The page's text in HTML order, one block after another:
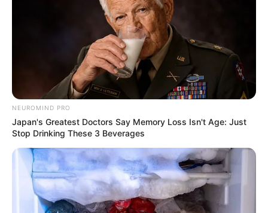
NEUROMIND PRO
Japan's Greatest Doctors Say Memory Loss Isn't Age: Just
Stop Drinking These 3 Beverages